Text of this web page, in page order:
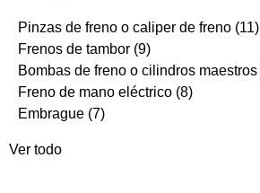
Pinzas de freno o caliper de freno (11)
Frenos de tambor (9)
Bombas de freno o cilindros maestros
Freno de mano eléctrico (8)
Embrague (7)
Ver todo